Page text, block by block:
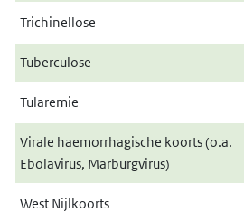
Trichinellose
Tuberculose
Tularemie
Virale haemorrhagische koorts (o.a.
Ebolavirus, Marburgvirus)
West Nijlkoorts